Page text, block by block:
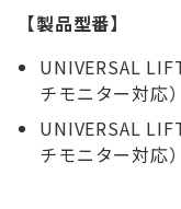
【製品型番】
UNIVERSAL
チモニター対応）
UNIVERSAL
チモニター対応）